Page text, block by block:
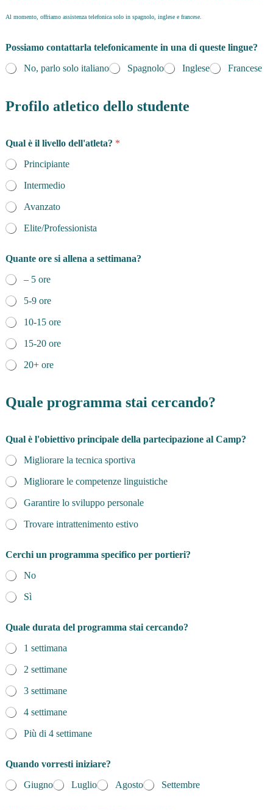
Al momento, offriamo assistenza telefonica solo in spagnolo, inglese e francese.
Possiamo contattarla telefonicamente in una di queste lingue?
No, parlo solo italiano
Spagnolo Inglese Francese
Profilo atletico dello studente
Qual è il livello dell'atleta? *
Principiante
Intermedio
Avanzato
Elite/Professionista
Quante ore si allena a settimana?
– 5 ore
5-9 ore
10-15 ore
15-20 ore
20+ ore
Quale programma stai cercando?
Qual è l'obiettivo principale della partecipazione al Camp?
Migliorare la tecnica sportiva
Migliorare le competenze linguistiche
Garantire lo sviluppo personale
Trovare intrattenimento estivo
Cerchi un programma specifico per portieri?
No
Sì
Quale durata del programma stai cercando?
1 settimana
2 settimane
3 settimane
4 settimane
Più di 4 settimane
Quando vorresti iniziare?
Giugno
Luglio Agosto Settembre